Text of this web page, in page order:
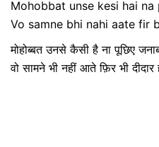
Mohobbat unse kesi hai na
Vo samne bhi nahi aate fir
मोहोब्बत उनसे कैसी है ना पूछिए
वो सामने भी नहीं आते फ़िर भी दीदार